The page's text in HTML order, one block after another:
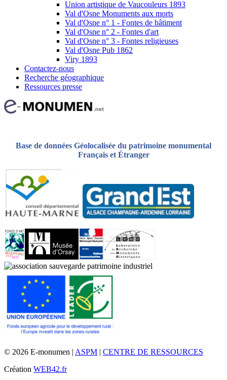
Union artistique de Vaucouleurs 1893
Val d'Osne Monuments aux morts
Val d'Osne n° 1 - Fontes de bâtiment
Val d'Osne n° 2 - Fontes d'art
Val d'Osne n° 3 - Fontes religieuses
Val d'Osne Pub 1862
Viry 1893
Contactez-nous
Recherche géographique
Ressources presse
Base de données Géolocalisée du patrimoine monumental
Français et Étranger
© 2026 E-monumen | ASPM | CENTRE DE RESSOURCES
Création WEB42.fr